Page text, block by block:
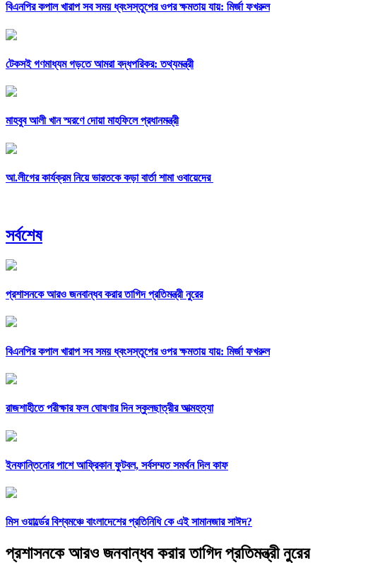
বিএনপির কপাল খারাপ সব সময় ধ্বংসস্তূপের ওপর ক্ষমতায় যায়: মির্জা ফখরুল
টেকসই গণমাধ্যম গড়তে আমরা বদ্ধপরিকর: তথ্যমন্ত্রী
মাহবুব আলী খান স্মরণে দোয়া মাহফিলে প্রধানমন্ত্রী
আ.লীগের কার্যক্রম নিয়ে ভারতকে কড়া বার্তা শামা ওবায়েদের
সর্বশেষ
প্রশাসনকে আরও জনবান্ধব করার তাগিদ প্রতিমন্ত্রী নুরের
বিএনপির কপাল খারাপ সব সময় ধ্বংসস্তূপের ওপর ক্ষমতায় যায়: মির্জা ফখরুল
রাজশাহীতে পরীক্ষার ফল ঘোষণার দিন স্কুলছাত্রীর আত্মহত্যা
ইনফান্তিনোর পাশে আফ্রিকান ফুটবল, সর্বসম্মত সমর্থন দিল কাফ
মিস ওয়ার্ল্ডের বিশ্বমঞ্চে বাংলাদেশের প্রতিনিধি কে এই সামানজার সাঈদ?
প্রশাসনকে আরও জনবান্ধব করার তাগিদ প্রতিমন্ত্রী নুরের